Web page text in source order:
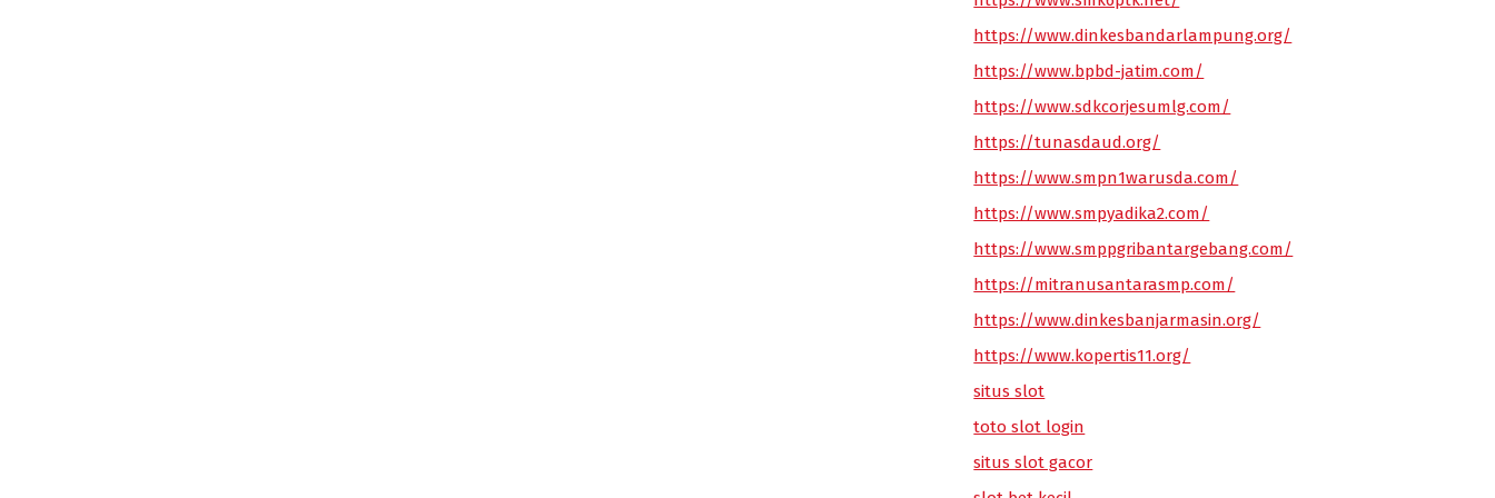
https://www.dinkesbandarlampung.org/
https://www.bpbd-jatim.com/
https://www.sdkcorjesumlg.com/
https://tunasdaud.org/
https://www.smpn1warusda.com/
https://www.smpyadika2.com/
https://www.smppgribantargebang.com/
https://mitranusantarasmp.com/
https://www.dinkesbanjarmasin.org/
https://www.kopertis11.org/
situs slot
toto slot login
situs slot gacor